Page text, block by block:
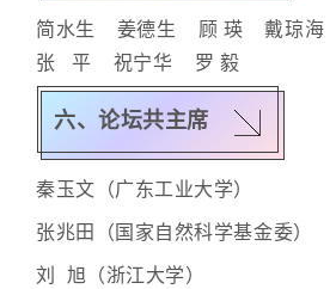
简水生 姜德生 顾 瑛 戴琼海
张 平 祝宁华 罗 毅
六、论坛共主席
秦玉文（广东工业大学）
张兆田（国家自然科学基金委）
刘 旭（浙江大学）